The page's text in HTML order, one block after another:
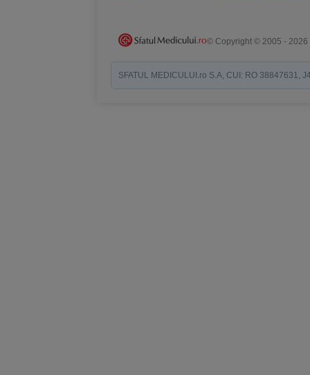
© Copyright © 2005 - 2026
SFATUL MEDICULUI.ro S.A, CUI: RO 38847631,